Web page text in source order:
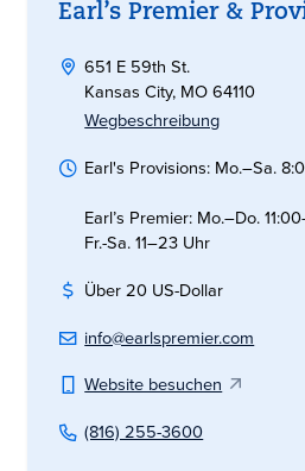
Earl’s Premier &
651 E 59th St.
Kansas City, MO 64110
Wegbeschreibung
Earl's Provisions: Mo.–Sa.
Earl’s Premier: Mo.–Do.
Fr.-Sa. 11–23 Uhr
Über 20 US-Dollar
info@earlspremier.com
Website besuchen
(816) 255-3600